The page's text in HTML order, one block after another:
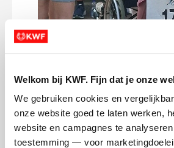
Welkom bij KWF. Fijn dat je onze
We gebruiken cookies en
onze website goed te laten werken,
website en campagnes te
toestemming — voor
Vandaag de eerste 1/8e
uitdagingen nog te gaan!
Deel op
1 van 2
Sanne's